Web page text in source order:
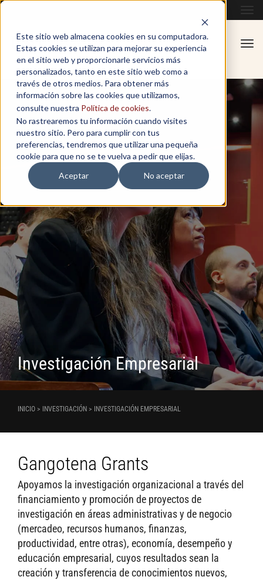
Este sitio web almacena cookies en su computadora.
Estas cookies se utilizan para mejorar su experiencia
en el sitio web y proporcionarle servicios más
personalizados, tanto en este sitio web como a
través de otros medios. Para obtener más
información sobre las cookies que utilizamos,
consulte nuestra Política de cookies.
No rastrearemos tu información cuando visites
nuestro sitio. Pero para cumplir con tus
preferencias, tendremos que utilizar una pequeña
cookie para que no se te vuelva a pedir que elijas.
Aceptar
No aceptar
Investigación Empresarial
INICIO > INVESTIGACIÓN > INVESTIGACIÓN EMPRESARIAL
Gangotena Grants
Apoyamos la investigación organizacional a través del
financiamiento y promoción de proyectos de
investigación en áreas administrativas y de negocio
(mercadeo, recursos humanos, finanzas,
productividad, entre otras), economía, desempeño y
educación empresarial, cuyos resultados sean la
creación y transferencia de conocimientos nuevos,